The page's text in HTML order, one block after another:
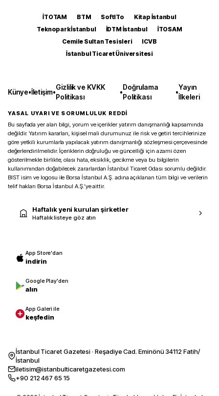
İTOTAM BTM SoftITo
Kitap İstanbul
Teknopark İstanbul
İDTM İstanbul
İTOSAM
Cemile Sultan Tesisleri
ICVB
İstanbul Ticaret Üniversitesi
Künye•İletişim•
Gizlilik ve KVKK
Politikası
•
Doğrulama
Politikası
•
Yayın
İlkeleri
YASAL UYARI VE SORUMLULUK REDDİ
Bu sayfada yer alan bilgi, yorum ve içerikler yatırım danışmanlığı kapsamında
değildir. Yatırım kararları, kişisel mali durumunuz ile risk ve getiri tercihlerinize
göre yetkili kurumlarla yapılacak yatırım danışmanlığı sözleşmesi çerçevesinde
değerlendirilmelidir. İçeriklerin doğruluğu ve güncelliği için azami özen
gösterilmekle birlikte, olası hata, eksiklik, gecikme veya bu bilgilerin
kullanımından doğabilecek zararlardan İstanbul Ticaret Odası sorumlu değildir.
BIST isim ve logosu ile Borsa İstanbul A.Ş. adına açıklanan tüm bilgi ve verilerin
telif hakları Borsa İstanbul A.Ş.’ye aittir.
Haftalık yeni kurulan şirketler
Haftalık listeye göz atın
App Store'dan
indirin
Google Play'den
alın
App Galeri ile
keşfedin
İstanbul Ticaret Gazetesi · Reşadiye Cad. Eminönü 34112 Fatih/
İstanbul
iletisim@istanbulticaretgazetesi.com
+90 212 467 65 15